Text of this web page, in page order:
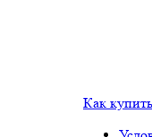
Как купить